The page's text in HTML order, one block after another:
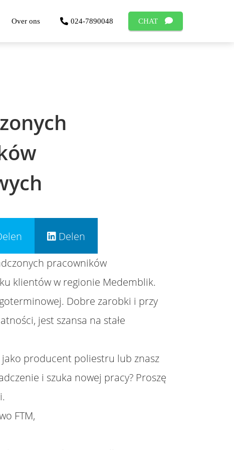
Over ons 024-7890048 CHAT
Delen
pracowników
klientów w regionie Medemblik.
Dobre zarobki i przy
jest szansa na stałe
jako producent poliestru lub znasz
i szuka nowej pracy? Proszę
FTM,